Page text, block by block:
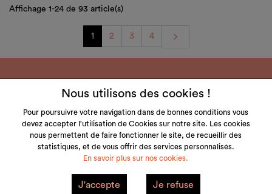
Affichage 1-24 de 93 article(s)
1 2 3 4 Suivant

LITTLE & TALL
SERVICE CLIENT
NOS MARQUES
Nous utilisons des cookies !
Pour poursuivre votre navigation dans de bonnes conditions vous
devez accepter l'utilisation de Cookies sur notre site. Les cookies
nous permettent de faire fonctionner le site, de recueillir des
statistiques, et de vous offrir des services personnalisés.
En savoir plus sur nos cookies.
J'accepte Je refuse